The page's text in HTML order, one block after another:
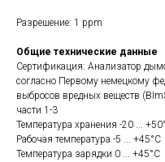
Разрешение: 1 ppm
Общие технические данные
Сертификация: Анализатор
согласно Первому немецкому
выбросов вредных веществ
части 1-3
Температура хранения -20 ...
Рабочая температура -5 ... +45°C
Температура зарядки 0 ... +45°C